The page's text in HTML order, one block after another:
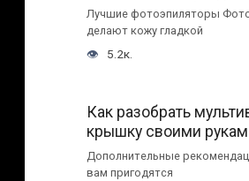
Лучшие фотоэпиляторы
делают кожу гладкой
5.2к.
Как разобрать
крышку своими
Дополнительные
вам пригодятся